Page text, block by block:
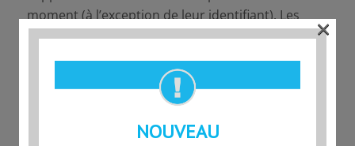
moment (à l’exception de leur identifiant). Les
gestionnaires du site peuvent aussi voir et
LES DROITS QUE VOUS AVEZ
SUR VOS DONNÉES
NOUVEAU
×